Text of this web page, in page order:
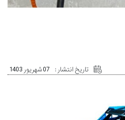
تاریخ انتشار : 07 شهریور 1403